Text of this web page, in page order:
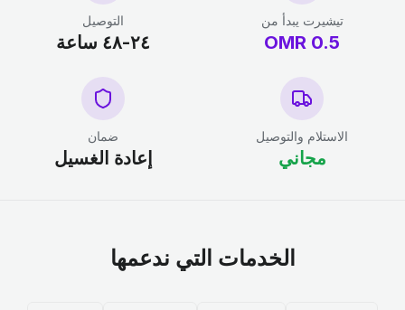
تيشيرت يبدأ من
0.5
OMR
التوصيل
٢٤-٤٨ ساعة
الاستلام والتوصيل
مجاني
ضمان
إعادة الغسيل
الخدمات التي ندعمها